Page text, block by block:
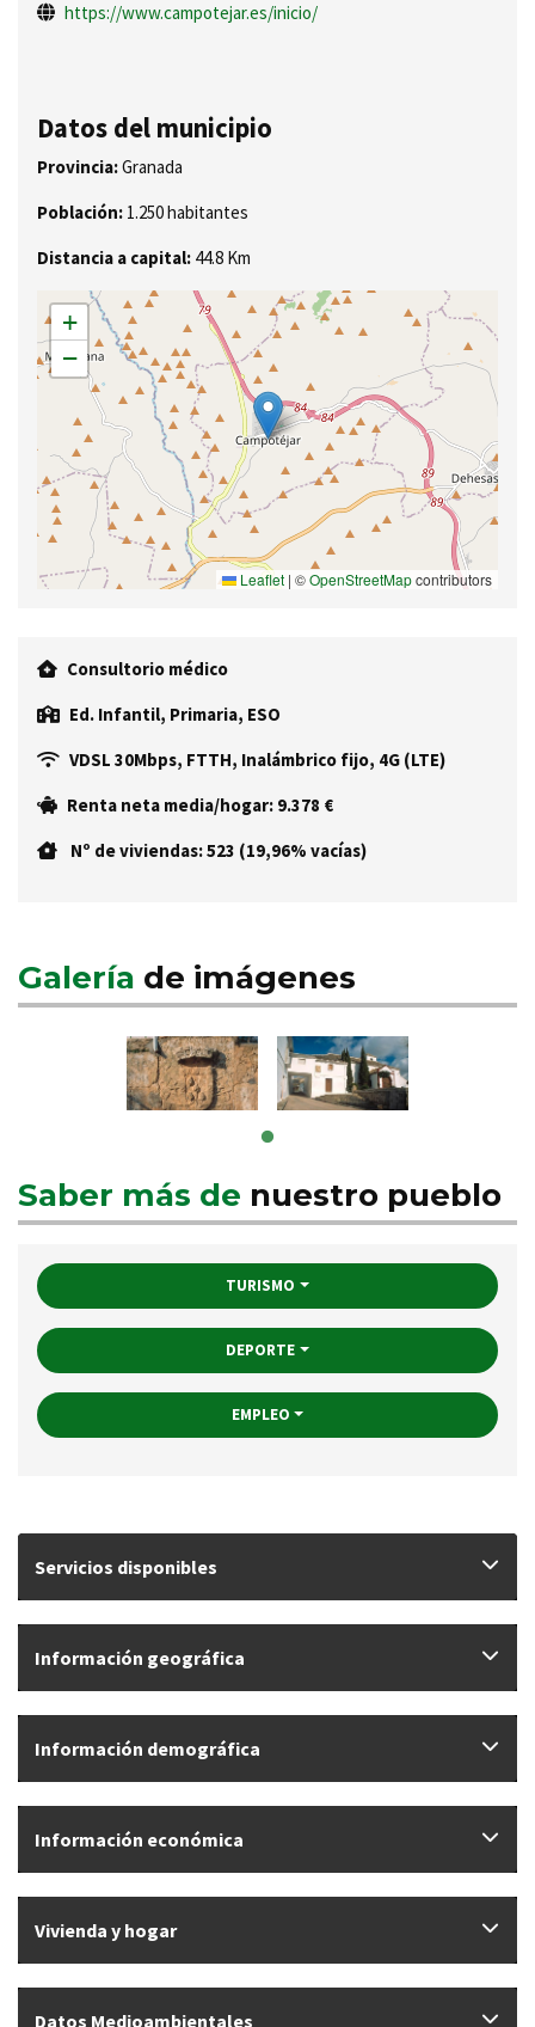
https://www.campotejar.es/inicio/
Datos del municipio
Provincia:Granada
Población: 1.250 habitantes
Distancia a capital: 44.8 Km
+
−
Leaflet | ©OpenStreetMapcontributors
Consultorio médico
Ed. Infantil, Primaria, ESO
VDSL 30Mbps, FTTH, Inalámbrico fijo, 4G (LTE)
Renta neta media/hogar: 9.378 €
Nº de viviendas: 523 (19,96% vacías)
Galería de imágenes
Saber más de nuestro pueblo
TURISMO
DEPORTE
EMPLEO
Servicios disponibles
Información geográfica
Información demográfica
Información económica
Vivienda y hogar
Datos Medioambientales